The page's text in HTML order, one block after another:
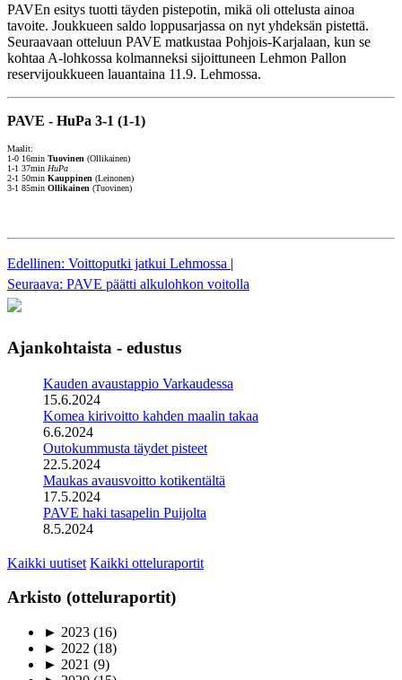
PAVEn esitys tuotti täyden pistepotin, mikä oli ottelusta ainoa
tavoite. Joukkueen saldo loppusarjassa on nyt yhdeksän pistettä.
Seuraavaan otteluun PAVE matkustaa Pohjois-Karjalaan, kun se
kohtaa A-lohkossa kolmanneksi sijoittuneen Lehmon Pallon
reservijoukkueen lauantaina 11.9. Lehmossa.
PAVE - HuPa 3-1 (1-1)
Maalit:
1-0 16min Tuovinen (Ollikainen)
1-1 37min HuPa
2-1 50min Kauppinen (Leinonen)
3-1 85min Ollikainen (Tuovinen)
Edellinen: Voittoputki jatkui Lehmossa |
Seuraava: PAVE päätti alkulohkon voitolla
Ajankohtaista - edustus
Kauden avaustappio Varkaudessa
15.6.2024
Komea kirivoitto kahden maalin takaa
6.6.2024
Outokummusta täydet pisteet
22.5.2024
Maukas avausvoitto kotikentältä
17.5.2024
PAVE haki tasapelin Puijolta
8.5.2024
Kaikki uutiset Kaikki otteluraportit
Arkisto (otteluraportit)
► 2023 (16)
► 2022 (18)
► 2021 (9)